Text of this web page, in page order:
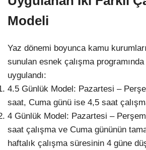
Modeli
Yaz dönemi boyunca kamu
sunulan esnek çalışma
uygulandı:
4.5 Günlük Model: Pazartesi –
saat, Cuma günü ise 4,5 saat
4 Günlük Model: Pazartesi –
saat çalışma ve Cuma gününün
haftalık çalışma süresinin 4 güne